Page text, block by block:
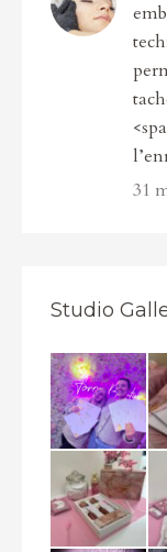
31
Studio